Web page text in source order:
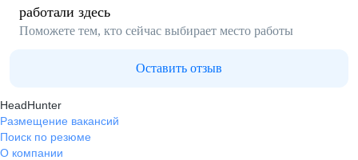
работали здесь
Поможете тем, кто сейчас выбирает место работы
Оставить отзыв
HeadHunter
Размещение вакансий
Поиск по резюме
О компании